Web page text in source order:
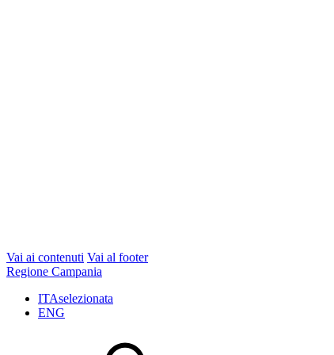
Vai ai contenuti Vai al footer
Regione Campania
ITAselezionata
ENG